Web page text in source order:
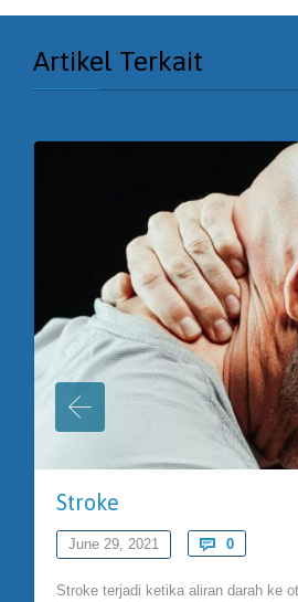
Artikel Terkait
Stroke
June 29, 2021  0Comments
Stroke terjadi ketika aliran darah ke